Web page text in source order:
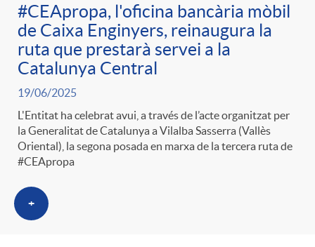
#CEApropa, l'oficina bancària mòbil
de Caixa Enginyers, reinaugura la
ruta que prestarà servei a la
Catalunya Central
19/06/2025
L'Entitat ha celebrat avui, a través de l’acte organitzat per
la Generalitat de Catalunya a Vilalba Sasserra (Vallès
Oriental), la segona posada en marxa de la tercera ruta de
#CEApropa
+